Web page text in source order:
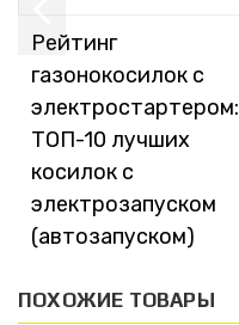
Рейтинг
газонокосилок с
электростартером:
ТОП-10 лучших
косилок с
электрозапуском
(автозапуском)
ПОХОЖИЕ ТОВАРЫ